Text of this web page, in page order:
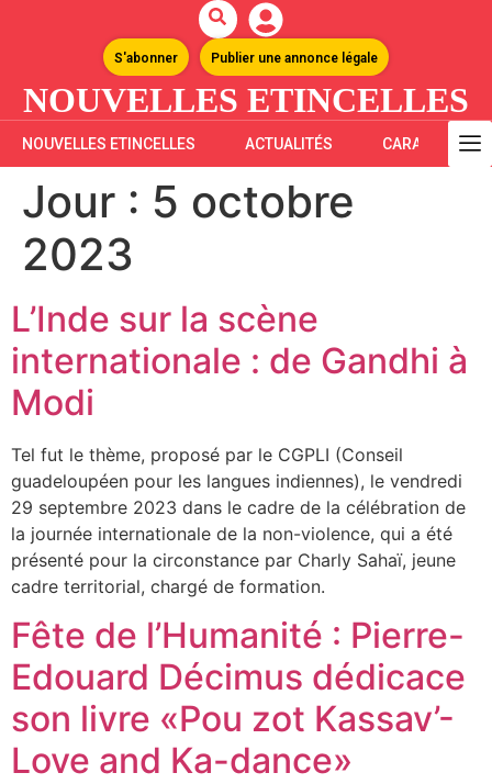
S'abonner Publier une annonce légale
NOUVELLES ETINCELLES
NOUVELLES ETINCELLES ACTUALITÉS CARAÏBES
Jour : 5 octobre
2023
L’Inde sur la scène
internationale : de Gandhi à
Modi
Tel fut le thème, proposé par le CGPLI (Conseil
guadeloupéen pour les langues indiennes), le vendredi
29 septembre 2023 dans le cadre de la célébration de
la journée internationale de la non-violence, qui a été
présenté pour la circonstance par Charly Sahaï, jeune
cadre territorial, chargé de formation.
Fête de l’Humanité : Pierre-
Edouard Décimus dédicace
son livre «Pou zot Kassav’-
Love and Ka-dance»